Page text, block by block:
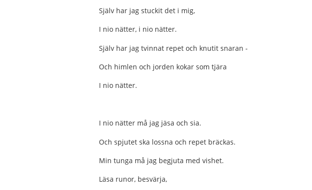
Själv har jag stuckit det i mig,
I nio nätter, i nio nätter.
Själv har jag tvinnat repet och knutit snaran -
Och himlen och jorden kokar som tjära
I nio nätter.
I nio nätter må jag jäsa och sia.
Och spjutet ska lossna och repet bräckas.
Min tunga må jag begjuta med vishet.
Läsa runor, besvärja,